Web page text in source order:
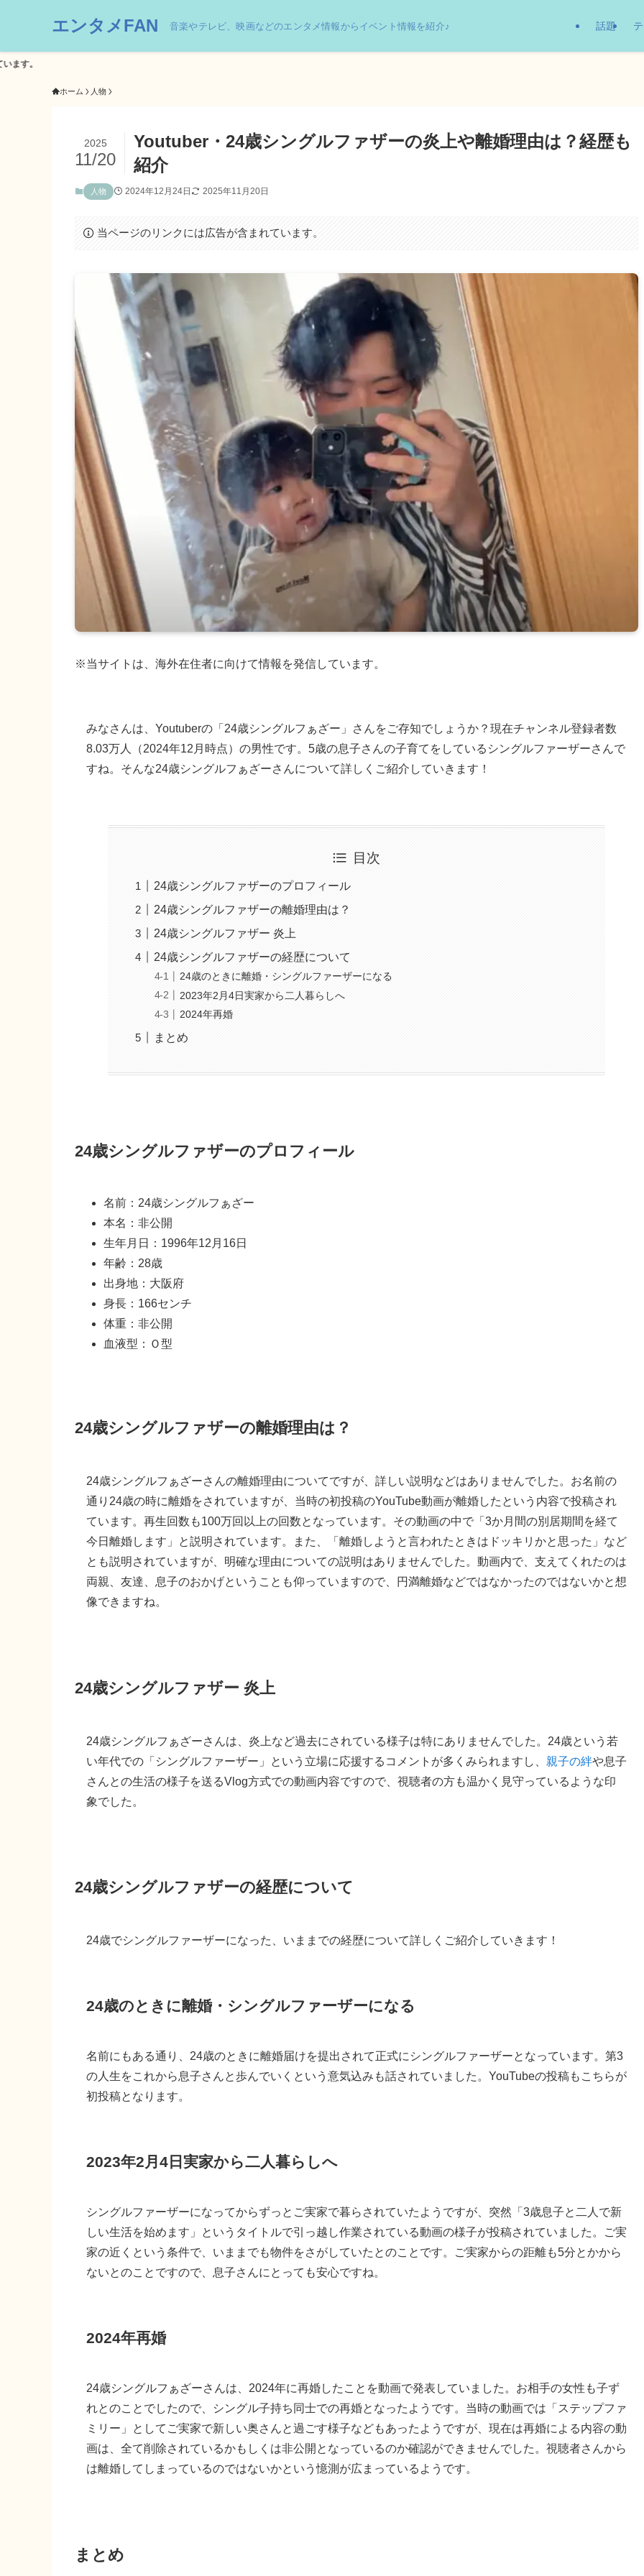
エンタメFAN 音楽やテレビ、映画などのエンタメ情報からイベント情報を紹介♪ 話題
ホーム 人物
Youtuber・24歳シングルファザーの炎上や離婚理由は？経歴も
紹介
2025
11/20
人物 2024年12月24日 2025年11月20日
当ページのリンクには広告が含まれています。
※当サイトは、海外在住者に向けて情報を発信しています。
みなさんは、Youtuberの「24歳シングルフぁざー」さんをご存知でしょうか？現在チャンネル登録者数
8.03万人（2024年12月時点）の男性です。5歳の息子さんの子育てをしているシングルファーザーさんで
すね。そんな24歳シングルフぁざーさんについて詳しくご紹介していきます！
目次
24歳シングルファザーのプロフィール
24歳シングルファザーの離婚理由は？
24歳シングルファザー 炎上
24歳シングルファザーの経歴について
24歳のときに離婚・シングルファーザーになる
2023年2月4日実家から二人暮らしへ
2024年再婚
まとめ
24歳シングルファザーのプロフィール
名前：24歳シングルフぁざー
本名：非公開
生年月日：1996年12月16日
年齢：28歳
出身地：大阪府
身長：166センチ
体重：非公開
血液型：Ｏ型
24歳シングルファザーの離婚理由は？
24歳シングルフぁざーさんの離婚理由についてですが、詳しい説明などはありませんでした。お名前の
通り24歳の時に離婚をされていますが、当時の初投稿のYouTube動画が離婚したという内容で投稿され
ています。再生回数も100万回以上の回数となっています。その動画の中で「3か月間の別居期間を経て
今日離婚します」と説明されています。また、「離婚しようと言われたときはドッキリかと思った」など
とも説明されていますが、明確な理由についての説明はありませんでした。動画内で、支えてくれたのは
両親、友達、息子のおかげということも仰っていますので、円満離婚などではなかったのではないかと想
像できますね。
24歳シングルファザー 炎上
24歳シングルフぁざーさんは、炎上など過去にされている様子は特にありませんでした。24歳という若
い年代での「シングルファーザー」という立場に応援するコメントが多くみられますし、 親子の絆や息子
さんとの生活の様子を送るVlog方式での動画内容ですので、視聴者の方も温かく見守っているような印
象でした。
24歳シングルファザーの経歴について
24歳でシングルファーザーになった、いままでの経歴について詳しくご紹介していきます！
24歳のときに離婚・シングルファーザーになる
名前にもある通り、24歳のときに離婚届けを提出されて正式にシングルファーザーとなっています。第3
の人生をこれから息子さんと歩んでいくという意気込みも話されていました。YouTubeの投稿もこちらが
初投稿となります。
2023年2月4日実家から二人暮らしへ
シングルファーザーになってからずっとご実家で暮らされていたようですが、突然「3歳息子と二人で新
しい生活を始めます」というタイトルで引っ越し作業されている動画の様子が投稿されていました。ご実
家の近くという条件で、いままでも物件をさがしていたとのことです。ご実家からの距離も5分とかから
ないとのことですので、息子さんにとっても安心ですね。
2024年再婚
24歳シングルフぁざーさんは、2024年に再婚したことを動画で発表していました。お相手の女性も子ず
れとのことでしたので、シングル子持ち同士での再婚となったようです。当時の動画では「ステップファ
ミリー」としてご実家で新しい奥さんと過ごす様子などもあったようですが、現在は再婚による内容の動
画は、全て削除されているかもしくは非公開となっているのか確認ができませんでした。視聴者さんから
は離婚してしまっているのではないかという憶測が広まっているようです。
まとめ